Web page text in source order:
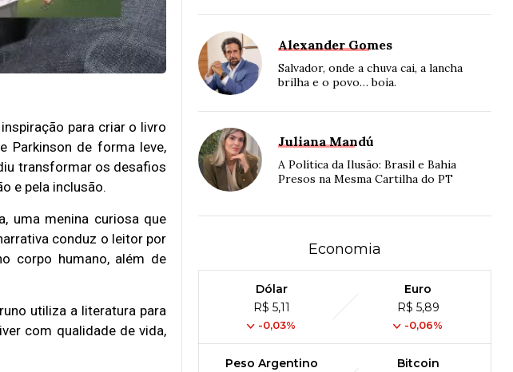
para criar o livro
Parkinson de forma leve,
transformar os desafios
e pela inclusão.
uma menina curiosa que
conduz o leitor por
corpo humano, além de
utiliza a literatura para
com qualidade de vida,
Alexander Gomes
Salvador, onde a chuva cai, a lancha
brilha e o povo… boia.
Juliana Mandú
A Política da Ilusão: Brasil e Bahia
Presos na Mesma Cartilha do PT
Economia
Dólar
R$ 5,11
-0,03%
Euro
R$ 5,89
-0,06%
Peso Argentino
Bitcoin